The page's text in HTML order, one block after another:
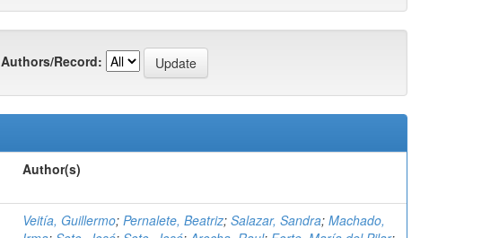
Authors/Record:
Author(s)
Veitía, Guillermo; Pernalete, Beatriz; Salazar, Sandra; Machado,